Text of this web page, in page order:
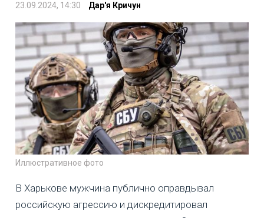
23.09.2024, 14:30 Дар'я Кричун
Иллюстративное фото
В Харькове мужчина публично оправдывал
российскую агрессию и дискредитировал